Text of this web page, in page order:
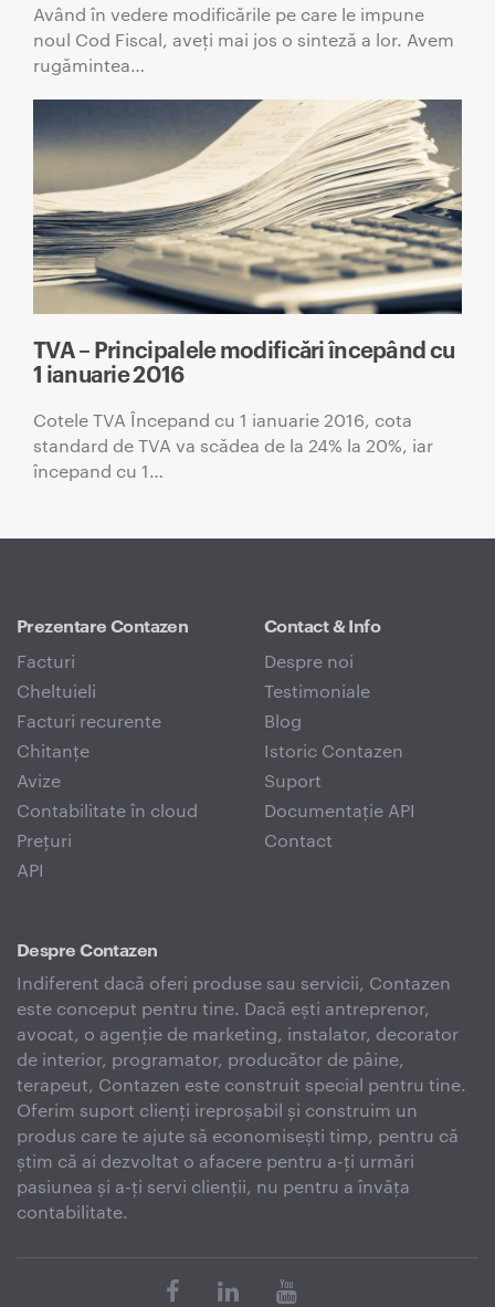
Având în vedere modificările pe care le impune
noul Cod Fiscal, aveți mai jos o sinteză a lor. Avem
rugămintea…
TVA – Principalele modificări începând cu
1 ianuarie 2016
Cotele TVA Începand cu 1 ianuarie 2016, cota
standard de TVA va scădea de la 24% la 20%, iar
începand cu 1…
Prezentare Contazen
Facturi
Cheltuieli
Facturi recurente
Chitanțe
Avize
Contabilitate în cloud
Prețuri
API
Contact & Info
Despre noi
Testimoniale
Blog
Istoric Contazen
Suport
Documentație API
Contact
Despre Contazen
Indiferent dacă oferi produse sau servicii, Contazen
este conceput pentru tine. Dacă ești antreprenor,
avocat, o agenție de marketing, instalator, decorator
de interior, programator, producător de pâine,
terapeut, Contazen este construit special pentru tine.
Oferim suport clienți ireproșabil și construim un
produs care te ajute să economisești timp, pentru că
știm că ai dezvoltat o afacere pentru a-ți urmări
pasiunea și a-ți servi clienții, nu pentru a învăța
contabilitate.